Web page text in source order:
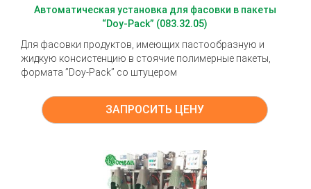
Автоматическая установка для фасовки в пакеты
“Doy-Pack” (083.32.05)
Для фасовки продуктов, имеющих пастообразную и
жидкую консистенцию в стоячие полимерные пакеты,
формата ”Doy-Pack” со штуцером
ЗАПРОСИТЬ ЦЕНУ